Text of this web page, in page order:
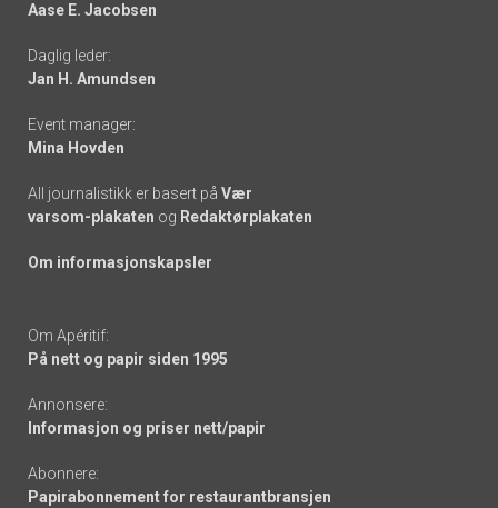
-
links
Aase E. Jacobsen
Daglig leder:
Jan H. Amundsen
Event manager:
Mina Hovden
All journalistikk er basert på Vær
varsom-plakaten og Redaktørplakaten
Om informasjonskapsler
Om Apéritif:
På nett og papir siden 1995
Annonsere:
Informasjon og priser nett/papir
Abonnere:
Papirabonnement for restaurantbransjen